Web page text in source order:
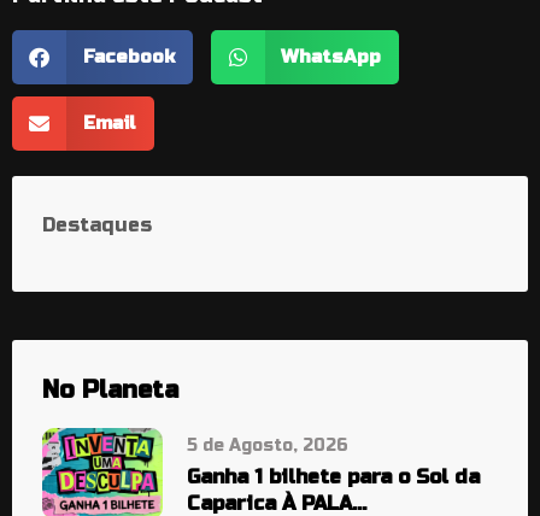
Facebook WhatsApp
Email
Destaques
No Planeta
5 de Agosto, 2026
Ganha 1 bilhete para o Sol da
Caparica À PALA…